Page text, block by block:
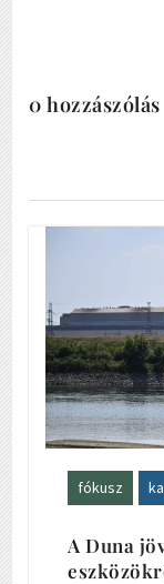
0 hozzászólás
fókusz
A Duna